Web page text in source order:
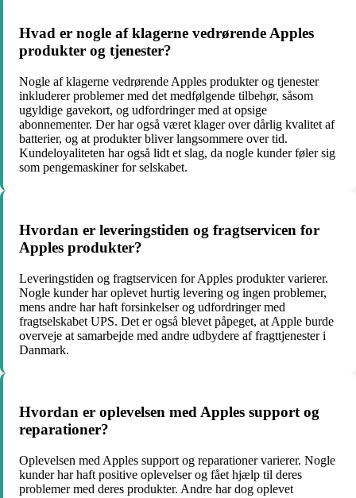
Hvad er nogle af klagerne vedrørende Apples
produkter og tjenester?
Nogle af klagerne vedrørende Apples produkter og tjenester
inkluderer problemer med det medfølgende tilbehør, såsom
ugyldige gavekort, og udfordringer med at opsige
abonnementer. Der har også været klager over dårlig kvalitet af
batterier, og at produkter bliver langsommere over tid.
Kundeloyaliteten har også lidt et slag, da nogle kunder føler sig
som pengemaskiner for selskabet.
Hvordan er leveringstiden og fragtservicen for
Apples produkter?
Leveringstiden og fragtservicen for Apples produkter varierer.
Nogle kunder har oplevet hurtig levering og ingen problemer,
mens andre har haft forsinkelser og udfordringer med
fragtselskabet UPS. Det er også blevet påpeget, at Apple burde
overveje at samarbejde med andre udbydere af fragttjenester i
Danmark.
Hvordan er oplevelsen med Apples support og
reparationer?
Oplevelsen med Apples support og reparationer varierer. Nogle
kunder har haft positive oplevelser og fået hjælp til deres
problemer med deres produkter. Andre har dog oplevet